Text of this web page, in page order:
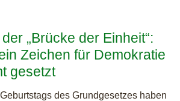
„Brücke der Einheit“:
Zeichen für Demokratie
gesetzt
des Grundgesetzes haben